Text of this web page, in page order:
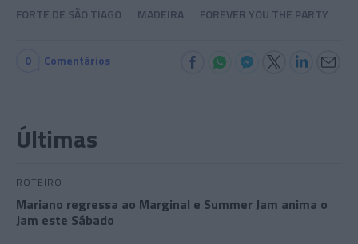
FORTE DE SÃO TIAGO MADEIRA FOREVER YOU THE PARTY
0 Comentários
Últimas
ROTEIRO
Mariano regressa ao Marginal e Summer Jam anima o
Jam este Sábado